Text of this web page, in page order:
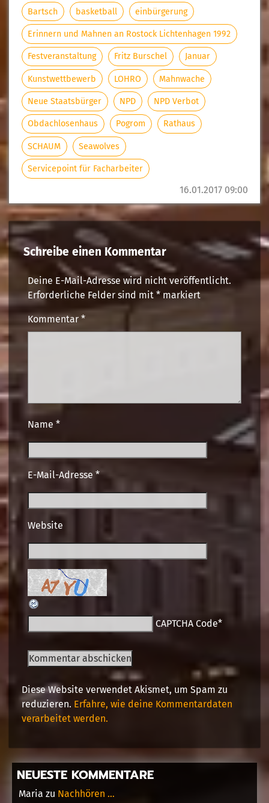
16.01.2017 09:00
Bartsch basketball einbürgerung
Erinnern und Mahnen an Rostock Lichtenhagen 1992
Festveranstaltung Fritz Burschel Januar
Kunstwettbewerb LOHRO Mahnwache
Neue Staatsbürger NPD NPD Verbot
Obdachlosenhaus Pogrom Rathaus
SCHAUM Seawolves
Servicepoint für Facharbeiter
Schreibe einen Kommentar
Deine E-Mail-Adresse wird nicht veröffentlicht.
Erforderliche Felder sind mit *markiert
Kommentar *
Name *
E-Mail-Adresse *
Website
CAPTCHA Code*
Diese Website verwendet Akismet, um Spam zu
reduzieren. Erfahre, wie deine Kommentardaten
verarbeitet werden.
NEUESTE KOMMENTARE
Maria zu Nachhören …